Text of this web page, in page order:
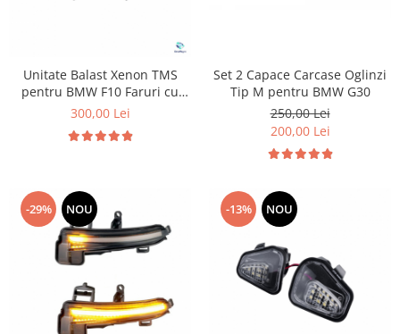
Produse cu discount de pana la
Eleron Portbagaj
Unitate Balast Xenon TMS
pentru BMW F10 Faruri cu
halogen
300,00 Lei
Set 2 Capace Carcase Oglinzi
Tip M pentru BMW G30
250,00 Lei
200,00 Lei
-29% NOU -13% NOU